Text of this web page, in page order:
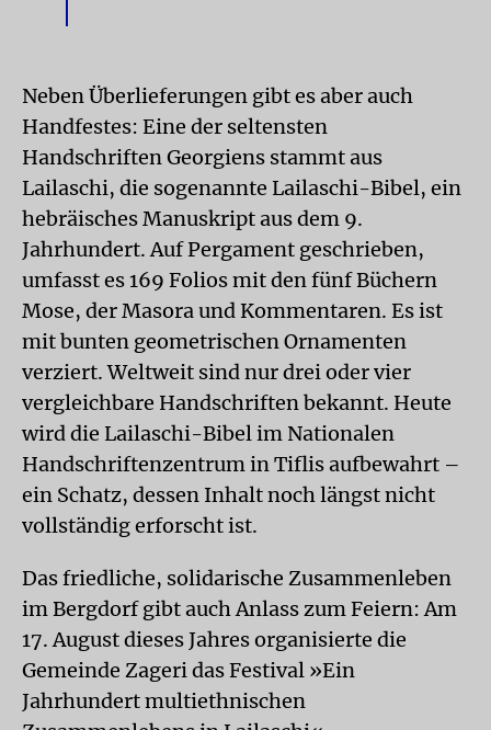
Neben Überlieferungen gibt es aber auch
Handfestes: Eine der seltensten
Handschriften Georgiens stammt aus
Lailaschi, die sogenannte Lailaschi-Bibel, ein
hebräisches Manuskript aus dem 9.
Jahrhundert. Auf Pergament geschrieben,
umfasst es 169 Folios mit den fünf Büchern
Mose, der Masora und Kommentaren. Es ist
mit bunten geometrischen Ornamenten
verziert. Weltweit sind nur drei oder vier
vergleichbare Handschriften bekannt. Heute
wird die Lailaschi-Bibel im Nationalen
Handschriftenzentrum in Tiflis aufbewahrt –
ein Schatz, dessen Inhalt noch längst nicht
vollständig erforscht ist.
Das friedliche, solidarische Zusammenleben
im Bergdorf gibt auch Anlass zum Feiern: Am
17. August dieses Jahres organisierte die
Gemeinde Zageri das Festival »Ein
Jahrhundert multiethnischen